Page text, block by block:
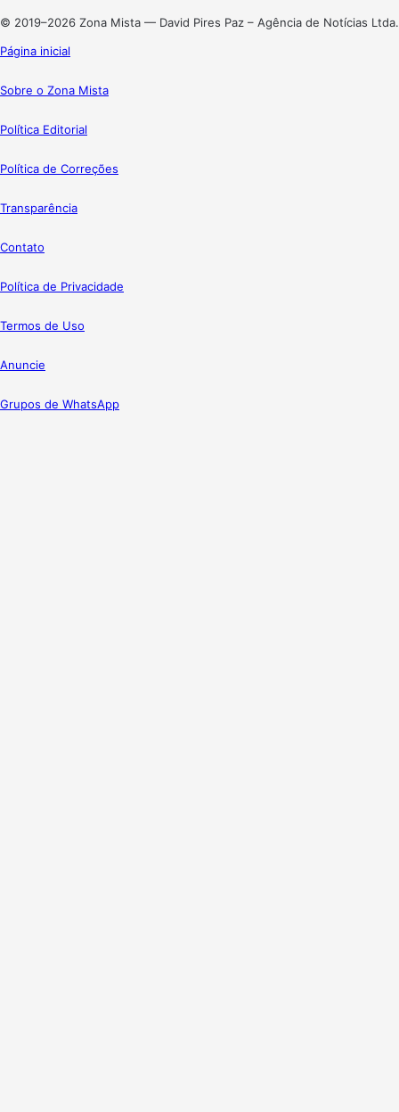
© 2019–2026 Zona Mista — David Pires Paz – Agência de Notícias Ltda.
Página inicial
Sobre o Zona Mista
Política Editorial
Política de Correções
Transparência
Contato
Política de Privacidade
Termos de Uso
Anuncie
Grupos de WhatsApp